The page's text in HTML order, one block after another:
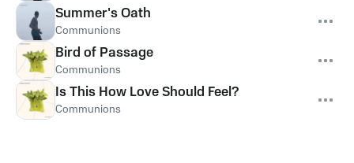
Summer's Oath
Communions
Bird of Passage
Communions
Is This How Love Should Feel?
Communions